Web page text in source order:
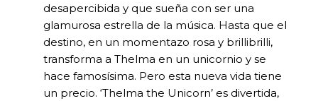
desapercibida y que sueña con ser una
glamurosa estrella de la música. Hasta que el
destino, en un momentazo rosa y brillibrilli,
transforma a Thelma en un unicornio y se
hace famosísima. Pero esta nueva vida tiene
un precio. ‘Thelma the Unicorn’ es divertida,